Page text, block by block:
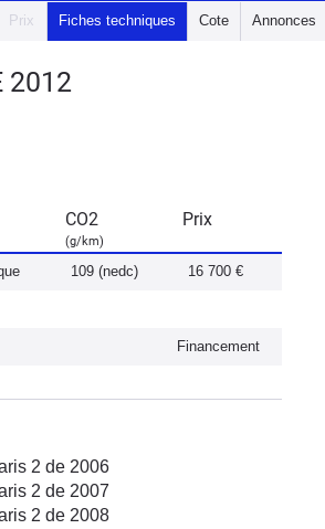
Prix Fiches techniques Cote Annonces
2012
CO2
(g/km)
Prix
109 (nedc) 16 700 €
Financement
2 de 2006
2 de 2007
2 de 2008